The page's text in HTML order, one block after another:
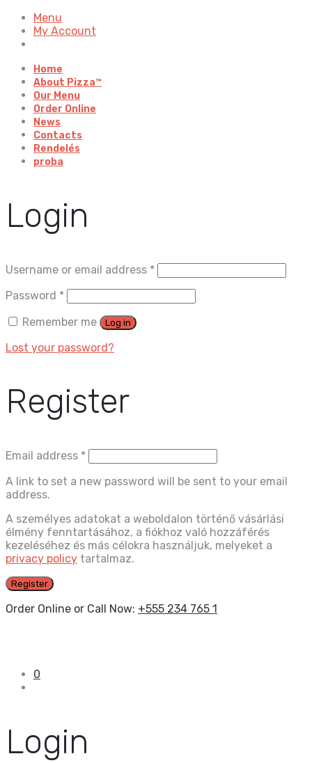
Menu
My Account
Home
About Pizza™
Our Menu
Order Online
News
Contacts
Rendelés
proba
Login
Username or email address *
Password *
Remember me
Log in
Lost your password?
Register
Email address *
A link to set a new password will be sent to your email
address.
A személyes adatokat a weboldalon történő vásárlási
élmény fenntartásához, a fiókhoz való hozzáférés
kezeléséhez és más célokra használjuk, melyeket a
privacy policy tartalmaz.
Register
Order Online or Call Now: +555 234 765 1
0
Login